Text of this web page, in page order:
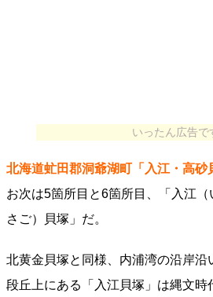
いったん広告で
北海道虻田郡洞爺湖町「入江・高砂
お次は5箇所目と6箇所目、「入江
さご）貝塚」だ。
北黄金貝塚と同様、内浦湾の沿岸沿
段丘上にある「入江貝塚」は縄文時